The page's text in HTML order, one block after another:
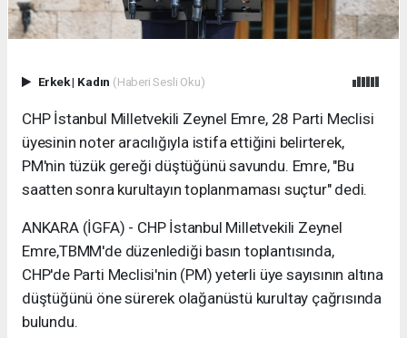
Erkek| Kadın (Haberi Sesli Oku)
CHP İstanbul Milletvekili Zeynel Emre, 28 Parti Meclisi
üyesinin noter aracılığıyla istifa ettiğini belirterek,
PM'nin tüzük gereği düştüğünü savundu. Emre, "Bu
saatten sonra kurultayın toplanmaması suçtur" dedi.
ANKARA (İGFA) - CHP İstanbul Milletvekili Zeynel
Emre,TBMM'de düzenlediği basın toplantısında,
CHP'de Parti Meclisi'nin (PM) yeterli üye sayısının altına
düştüğünü öne sürerek olağanüstü kurultay çağrısında
bulundu.